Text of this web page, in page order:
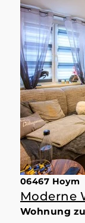
06467 Hoym
Moderne
Wohnung